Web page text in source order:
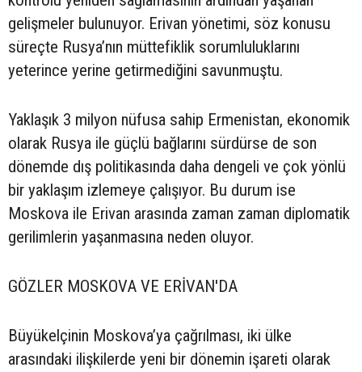
gelişmeler bulunuyor. Erivan yönetimi, söz konusu
süreçte Rusya’nın müttefiklik sorumluluklarını
yeterince yerine getirmediğini savunmuştu.
Yaklaşık 3 milyon nüfusa sahip Ermenistan, ekonomik
olarak Rusya ile güçlü bağlarını sürdürse de son
dönemde dış politikasında daha dengeli ve çok yönlü
bir yaklaşım izlemeye çalışıyor. Bu durum ise
Moskova ile Erivan arasında zaman zaman diplomatik
gerilimlerin yaşanmasına neden oluyor.
GÖZLER MOSKOVA VE ERİVAN'DA
Büyükelçinin Moskova’ya çağrılması, iki ülke
arasındaki ilişkilerde yeni bir dönemin işareti olarak